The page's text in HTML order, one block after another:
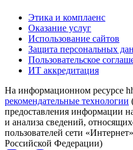
Этика и комплаенс
Оказание услуг
Использование сайтов
Защита персональных
Пользовательское
ИТ аккредитация
На информационном ресурсе
рекомендательные технологии
предоставления информации
и анализа сведений,
пользователей сети
Российской Федерации)